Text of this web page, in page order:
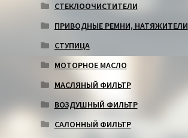
СТЕКЛООЧИСТИТЕЛИ
ПРИВОДНЫЕ РЕМНИ, НАТЯЖИТЕЛИ
СТУПИЦА
МОТОРНОЕ МАСЛО
МАСЛЯНЫЙ ФИЛЬТР
ВОЗДУШНЫЙ ФИЛЬТР
САЛОННЫЙ ФИЛЬТР